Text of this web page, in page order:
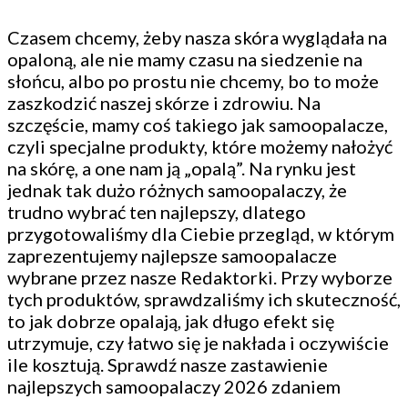
Czasem chcemy, żeby nasza skóra wyglądała na
opaloną, ale nie mamy czasu na siedzenie na
słońcu, albo po prostu nie chcemy, bo to może
zaszkodzić naszej skórze i zdrowiu. Na
szczęście, mamy coś takiego jak samoopalacze,
czyli specjalne produkty, które możemy nałożyć
na skórę, a one nam ją „opalą”. Na rynku jest
jednak tak dużo różnych samoopalaczy, że
trudno wybrać ten najlepszy, dlatego
przygotowaliśmy dla Ciebie przegląd, w którym
zaprezentujemy najlepsze samoopalacze
wybrane przez nasze Redaktorki. Przy wyborze
tych produktów, sprawdzaliśmy ich skuteczność,
to jak dobrze opalają, jak długo efekt się
utrzymuje, czy łatwo się je nakłada i oczywiście
ile kosztują. Sprawdź nasze zastawienie
najlepszych samoopalaczy 2026 zdaniem